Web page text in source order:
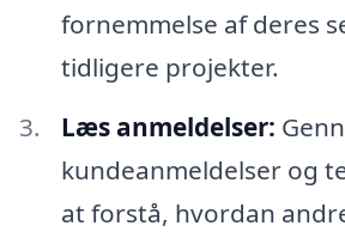
fornemmelse af deres
tidligere projekter.
Læs anmeldelser:
kundeanmeldelser og
at forstå, hvordan